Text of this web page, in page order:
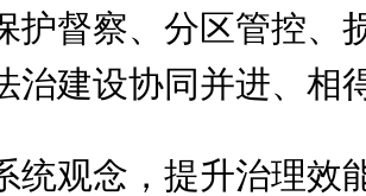
护督察、分区管控、
治建设协同并进、相
统观念，提升治理效